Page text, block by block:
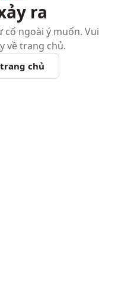
ra
cố ngoài ý muốn. Vui
về trang chủ.
chủ